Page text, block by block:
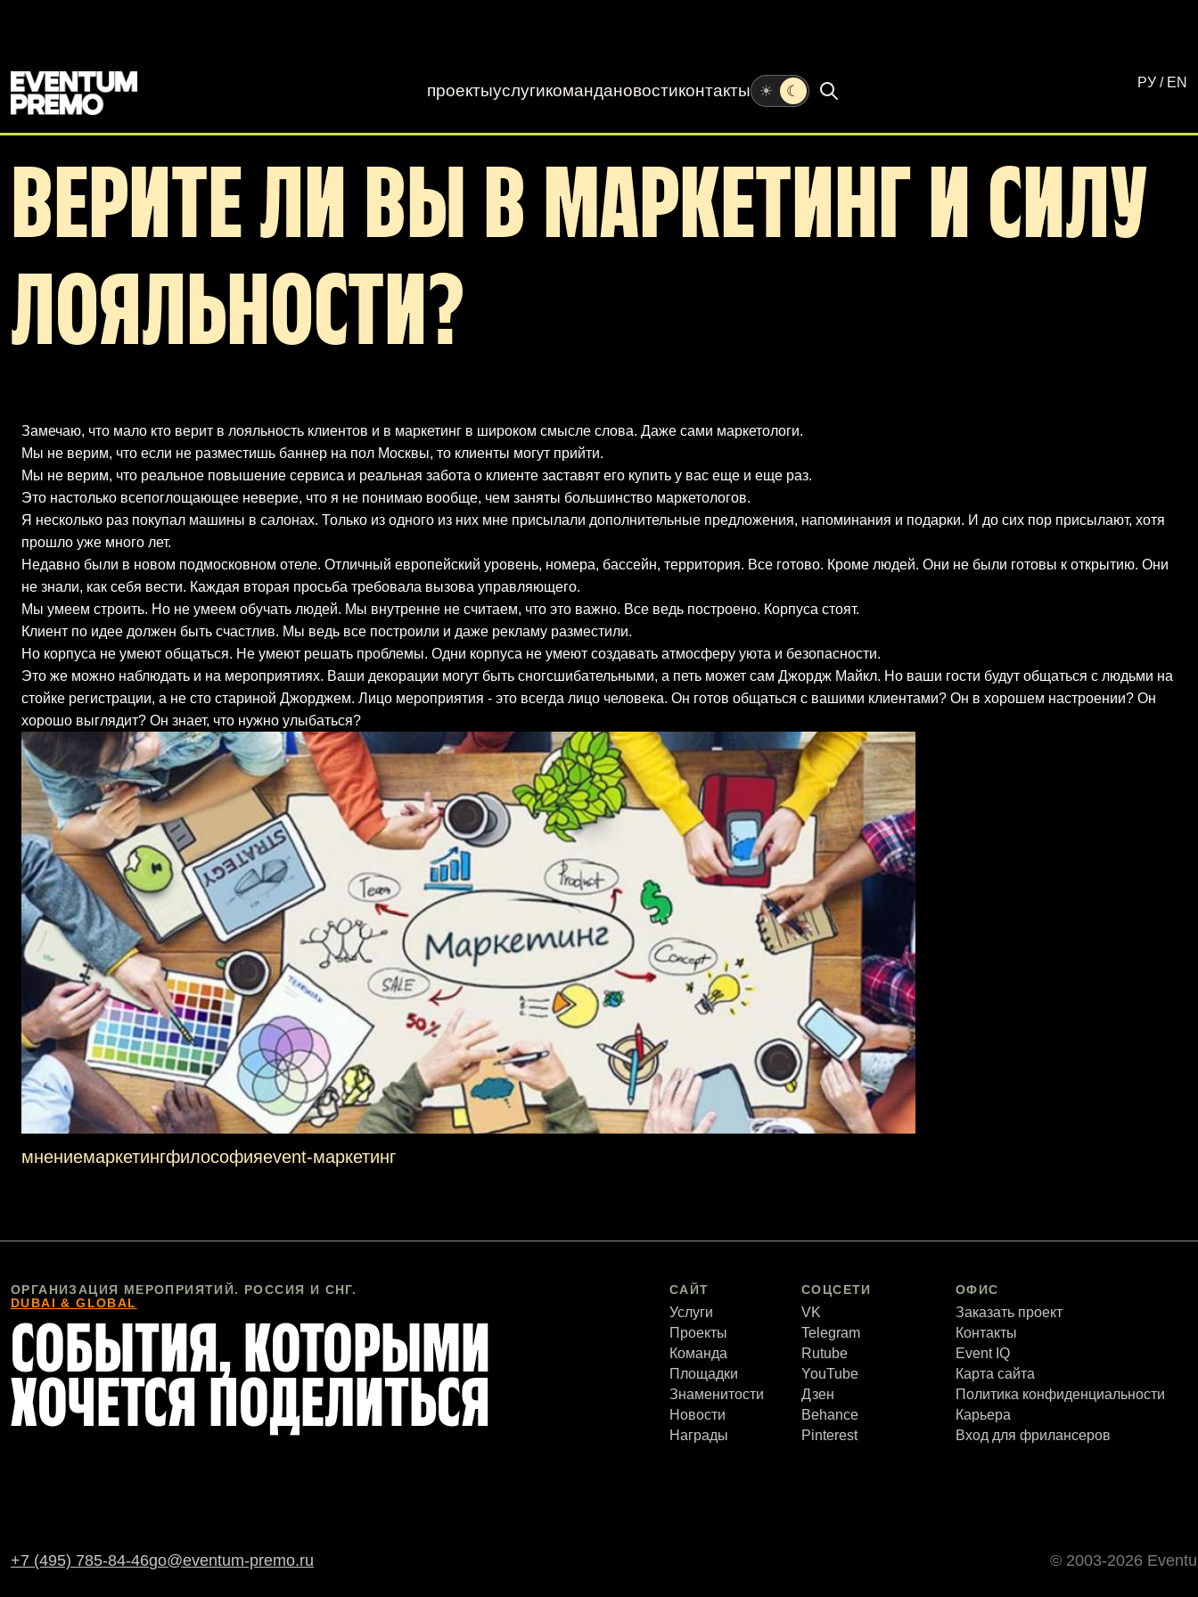
проектыуслугикомандановостиконтакты ☀ ☾ РУ / EN
ВЕРИТЕ ЛИ ВЫ В МАРКЕТИНГ И СИЛУ
ЛОЯЛЬНОСТИ?
Замечаю, что мало кто верит в лояльность клиентов и в маркетинг в широком смысле слова. Даже сами маркетологи.
Мы не верим, что если не разместишь баннер на пол Москвы, то клиенты могут прийти.
Мы не верим, что реальное повышение сервиса и реальная забота о клиенте заставят его купить у вас еще и еще раз.
Это настолько всепоглощающее неверие, что я не понимаю вообще, чем заняты большинство маркетологов.
Я несколько раз покупал машины в салонах. Только из одного из них мне присылали дополнительные предложения, напоминания и подарки. И до сих пор присылают, хотя
прошло уже много лет.
Недавно были в новом подмосковном отеле. Отличный европейский уровень, номера, бассейн, территория. Все готово. Кроме людей. Они не были готовы к открытию. Они
не знали, как себя вести. Каждая вторая просьба требовала вызова управляющего.
Мы умеем строить. Но не умеем обучать людей. Мы внутренне не считаем, что это важно. Все ведь построено. Корпуса стоят.
Клиент по идее должен быть счастлив. Мы ведь все построили и даже рекламу разместили.
Но корпуса не умеют общаться. Не умеют решать проблемы. Одни корпуса не умеют создавать атмосферу уюта и безопасности.
Это же можно наблюдать и на мероприятиях. Ваши декорации могут быть сногсшибательными, а петь может сам Джордж Майкл. Но ваши гости будут общаться с людьми на
стойке регистрации, а не сто стариной Джорджем. Лицо мероприятия - это всегда лицо человека. Он готов общаться с вашими клиентами? Он в хорошем настроении? Он
хорошо выглядит? Он знает, что нужно улыбаться?
мнениемаркетингфилософияevent-маркетинг
ОРГАНИЗАЦИЯ МЕРОПРИЯТИЙ. РОССИЯ И СНГ.
DUBAI & GLOBAL
СОБЫТИЯ, КОТОРЫМИ
ХОЧЕТСЯ ПОДЕЛИТЬСЯ
САЙТ
Услуги
Проекты
Команда
Площадки
Знаменитости
Новости
Награды
СОЦСЕТИ
VK
Telegram
Rutube
YouTube
Дзен
Behance
Pinterest
ОФИС
Заказать проект
Контакты
Event IQ
Карта сайта
Политика конфиденциальности
Карьера
Вход для фрилансеров
+7 (495) 785-84-46go@eventum-premo.ru © 2003-2026